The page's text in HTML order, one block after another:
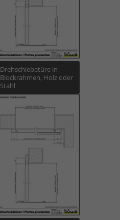
Drehschiebetüre in
Blockrahmen, Holz oder
Stahl